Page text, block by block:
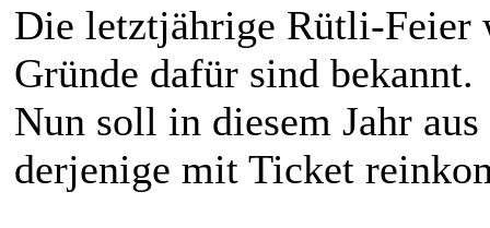
Die letztjährige Rütli-Feier
Gründe dafür sind bekannt.
Nun soll in diesem Jahr
derjenige mit Ticket